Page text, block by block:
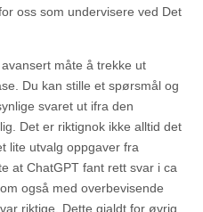
oss som undervisere ved Det
måte å trekke ut
Du kan stille et spørsmål og
svaret ut ifra den
Det er riktignok ikke alltid det
lite utvalg oppgaver fra
at ChatGPT fant rett svar i ca
også med overbevisende
riktige. Dette gjaldt for øvrig